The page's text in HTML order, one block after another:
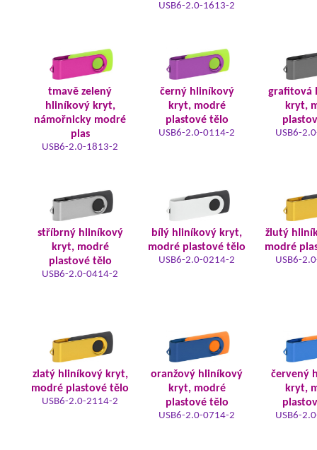
USB6-2.0-1613-2
tmavě zelený
hliníkový kryt,
námořnicky modré
plas
USB6-2.0-1813-2
černý hliníkový
kryt, modré
plastové tělo
USB6-2.0-0114-2
grafitová
kryt,
USB6-
stříbrný hliníkový
kryt, modré
plastové tělo
USB6-2.0-0414-2
bílý hliníkový kryt,
modré plastové tělo
USB6-2.0-0214-2
žlutý
modré
USB6-
zlatý hliníkový kryt,
modré plastové tělo
USB6-2.0-2114-2
oranžový hliníkový
kryt, modré
plastové tělo
USB6-2.0-0714-2
červený
kryt,
USB6-